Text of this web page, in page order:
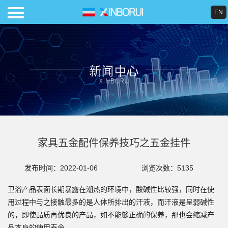
导航
首页
关于我们
新闻中心
EN
家具五金配件保养技巧之五金挂件
发布时间：2022-01-06 浏览次数：5135
卫浴产品表面长期暴露在潮热的环境中，酸碱性比较强，同时在使
用过程中与之接触最多的是人体所排出的汗液，而汗液是呈弱碱性
的，即使品质再优良的产品，如不能够正确的保养，那也会缩减产